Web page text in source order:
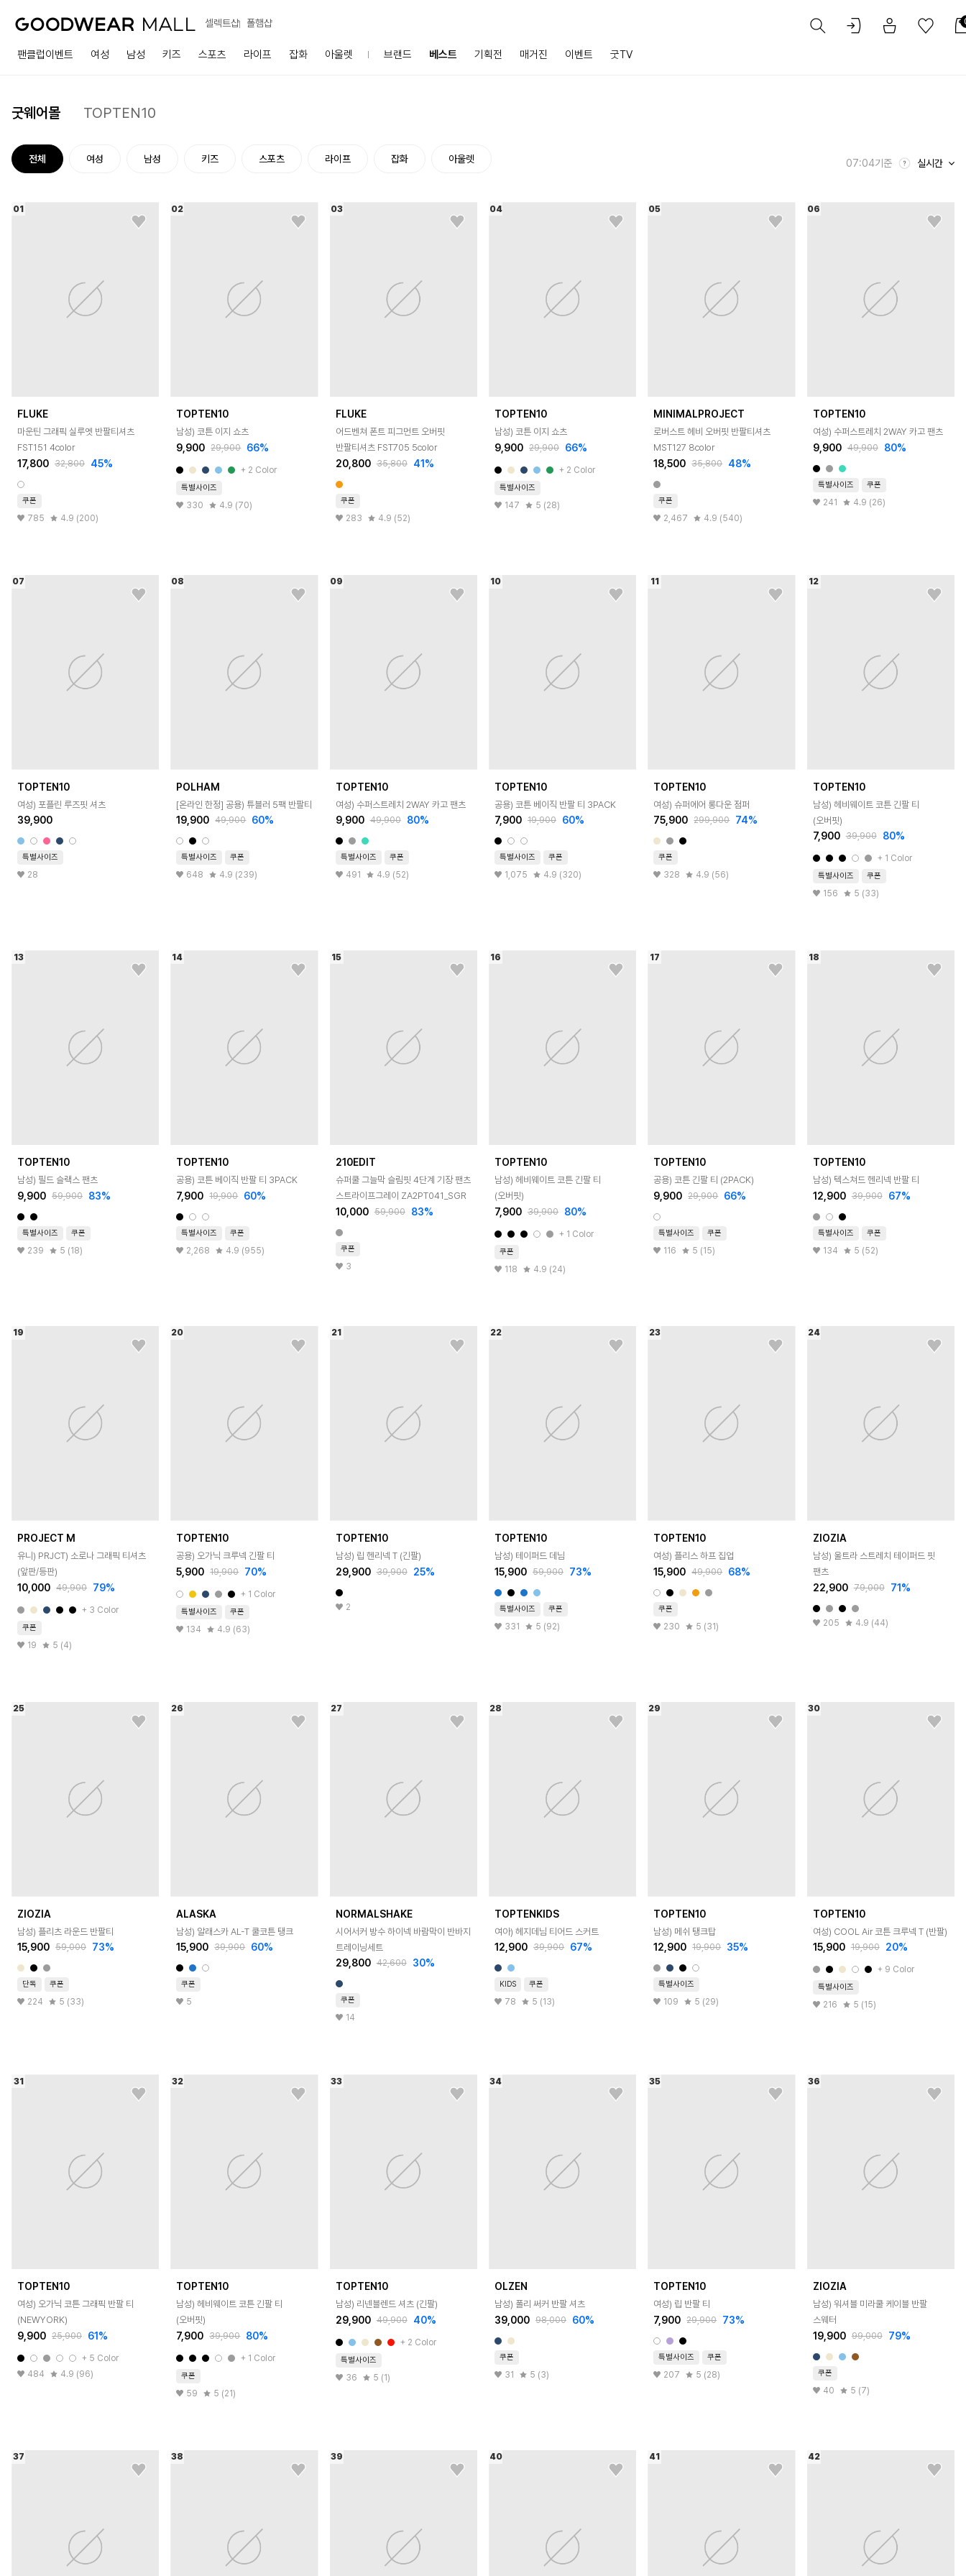
셀렉트샵 폴햄샵
팬클럽이벤트 여성 남성 키즈 스포츠 라이프 잡화 아울렛 브랜드 베스트 기획전 매거진 이벤트 굿TV
굿웨어몰 TOPTEN10
전체 여성 남성 키즈 스포츠 라이프 잡화 아울렛 07:04기준 실시간
01
FLUKE
마운틴 그래픽 실루엣 반팔티셔츠
FST151 4color
17,800 32,800 45%
쿠폰
785 4.9 (200)
02
TOPTEN10
남성) 코튼 이지 쇼츠
9,900 29,900 66%
+ 2 Color
특별사이즈
330 4.9 (70)
03
FLUKE
어드벤쳐 폰트 피그먼트 오버핏
반팔티셔츠 FST705 5color
20,800 35,800 41 %
쿠폰
283 4.9 (52)
04
TOPTEN10
남성) 코튼 이지 쇼츠
9,900 29,900 66%
+ 2 Color
특별사이즈
147 5 (28)
05
MINIMALPROJECT
로버스트 헤비 오버핏 반팔티셔츠
MST127 8color
18,500 35,800 48%
쿠폰
2,467 4.9 (540)
06
TOPTEN10
여성) 수퍼스트레치 2WAY 카고 팬츠
9,900 49,900 80%
특별사이즈 쿠폰
241 4.9 (26)
07
TOPTEN10
여성) 포플린 루즈핏 셔츠
39,900
특별사이즈
28
08
POLHAM
[온라인 한정] 공용) 튜블러 5팩 반팔티
19,900 49,900 60%
특별사이즈 쿠폰
648 4.9 (239)
09
TOPTEN10
여성) 수퍼스트레치 2WAY 카고 팬츠
9,900 49,900 80%
특별사이즈 쿠폰
491 4.9 (52)
10
TOPTEN10
공용) 코튼 베이직 반팔 티 3PACK
7,900 19,900 60%
특별사이즈 쿠폰
1,075 4.9 (320)
11
TOPTEN10
여성) 슈퍼에어 롱다운 점퍼
75,900 299,900 74%
쿠폰
328 4.9 (56)
12
TOPTEN10
남성) 헤비웨이트 코튼 긴팔 티
(오버핏)
7,900 39,900 80%
+ 1 Color
특별사이즈 쿠폰
156 5 (33)
13
TOPTEN10
남성) 필드 슬랙스 팬츠
9,900 59,900 83%
특별사이즈 쿠폰
239 5 (18)
14
TOPTEN10
공용) 코튼 베이직 반팔 티 3PACK
7,900 19,900 60%
특별사이즈 쿠폰
2,268 4.9 (955)
15
210EDIT
슈퍼쿨 그늘막 슬림핏 4단계 기장 팬츠
스트라이프그레이 ZA2PT041_SGR
10,000 59,900 83%
쿠폰
3
16
TOPTEN10
남성) 헤비웨이트 코튼 긴팔 티
(오버핏)
7,900 39,900 80%
+ 1 Color
쿠폰
118 4.9 (24)
17
TOPTEN10
공용) 코튼 긴팔 티 (2PACK)
9,900 29,900 66%
특별사이즈 쿠폰
116 5 (15)
18
TOPTEN10
남성) 텍스쳐드 헨리넥 반팔 티
12,900 39,900 67%
특별사이즈 쿠폰
134 5 (52)
19
PROJECT M
유니) PRJCT) 소로나 그래픽 티셔츠
(앞판/등판)
10,000 49,900 79%
+ 3 Color
쿠폰
19 5 (4)
20
TOPTEN10
공용) 오가닉 크루넥 긴팔 티
5,900 19,900 70%
+ 1 Color
특별사이즈 쿠폰
134 4.9 (63)
21
TOPTEN10
남성) 립 헨리넥 T (긴팔)
29,900 39,900 25%
2
22
TOPTEN10
남성) 테이퍼드 데님
15,900 59,900 73%
특별사이즈 쿠폰
331 5 (92)
23
TOPTEN10
여성) 플리스 하프 집업
15,900 49,900 68%
쿠폰
230 5 (31)
24
ZIOZIA
남성) 울트라 스트레치 테이퍼드 핏
팬츠
22,900 79,000 71%
205 4.9 (44)
25
ZIOZIA
남성) 플리츠 라운드 반팔티
15,900 59,000 73%
단독 쿠폰
224 5 (33)
26
ALASKA
남성) 알래스카 AL-T 쿨코튼 탱크
15,900 39,900 60%
쿠폰
5
27
NORMALSHAKE
시어서커 방수 하이넥 바람막이 반바지
트레이닝세트
29,800 42,600 30%
쿠폰
14
28
TOPTENKIDS
여아) 헤지데님 티어드 스커트
12,900 39,900 67%
KIDS 쿠폰
78 5 (13)
29
TOPTEN10
남성) 메쉬 탱크탑
12,900 19,900 35%
특별사이즈
109 5 (29)
30
TOPTEN10
여성) COOL Air 코튼 크루넥 T (반팔)
15,900 19,900 20%
+ 9 Color
특별사이즈
216 5 (15)
31
TOPTEN10
여성) 오가닉 코튼 그래픽 반팔 티
(NEWYORK)
9,900 25,900 61 %
+ 5 Color
484
4.9 (96)
32
TOPTEN10
남성) 헤비웨이트 코튼 긴팔 티
(오버핏)
7,900 39,900 80%
+ 1 Color
쿠폰
59 5 (21)
33
TOPTEN10
남성) 리넨블렌드 셔츠 (긴팔)
29,900 49,900 40%
+ 2 Color
특별사이즈
36 5 (1)
34
OLZEN
남성) 폴리 써커 반팔 셔츠
39,000 98,000 60%
쿠폰
31 5 (3)
35
TOPTEN10
여성) 립 반팔 티
7,900 29,900 73%
특별사이즈 쿠폰
207 5 (28)
36
ZIOZIA
남성) 워셔블 미라쿨 케이블 반팔
스웨터
19,900 99,000 79%
쿠폰
40 5 (7)
37 38 39 40 41 42